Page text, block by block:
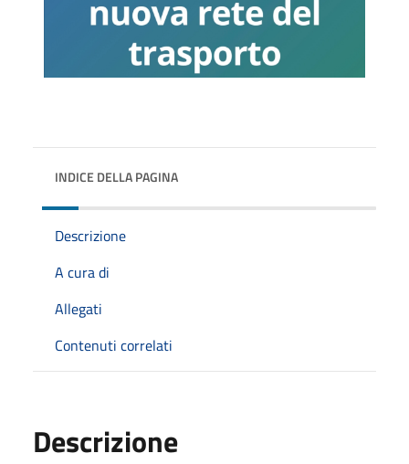
INDICE DELLA PAGINA
Descrizione
A cura di
Allegati
Contenuti correlati
Descrizione